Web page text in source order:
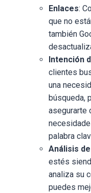
Enlaces:
que no
también
Intención
clientes
una
búsqueda,
asegurarte
palabra
Análisis
estés
analiza su
puedes